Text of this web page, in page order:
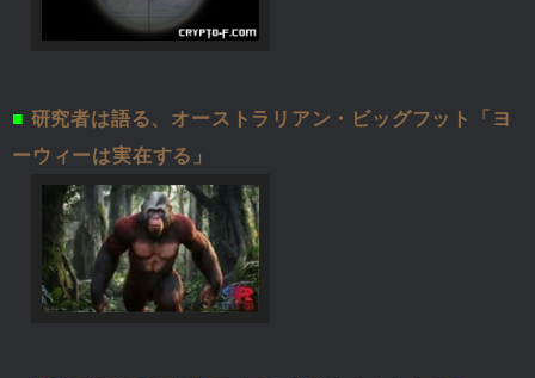
■ 研究者は語る、オーストラリアン・ビッグフット「ヨ
ーウィーは実在する」